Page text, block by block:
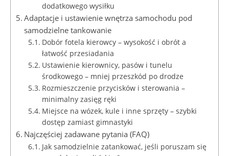
dodatkowego wysiłku
Adaptacje i ustawienie wnętrza samochodu pod
samodzielne tankowanie
Dobór fotela kierowcy – wysokość i obrót a
łatwość przesiadania
Ustawienie kierownicy, pasów i tunelu
środkowego – mniej przeszkód po drodze
Rozmieszczenie przycisków i sterowania –
minimalny zasięg ręki
Miejsce na wózek, kule i inne sprzęty – szybki
dostęp zamiast gimnastyki
Najczęściej zadawane pytania (FAQ)
Jak samodzielnie zatankować, jeśli poruszam się